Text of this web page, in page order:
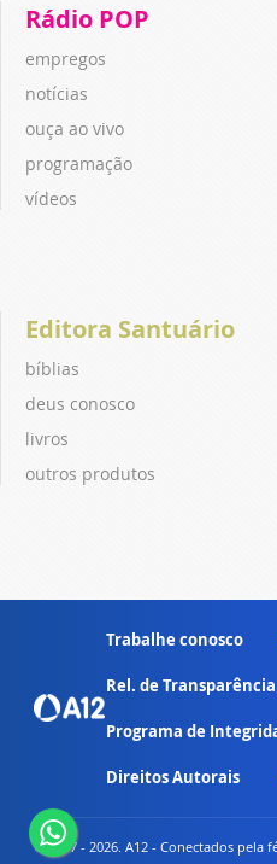
Rádio POP
empregos
notícias
ouça ao vivo
programação
vídeos
Editora Santuário
bíblias
deus conosco
livros
outros produtos
Trabalhe conosco
Rel. de Transparência
Programa de
Direitos Autorais
© 2007 - 2026. A12 - Conectados pela